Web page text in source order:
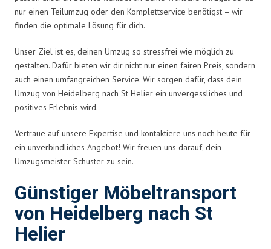
nur einen Teilumzug oder den Komplettservice benötigst – wir
finden die optimale Lösung für dich.
Unser Ziel ist es, deinen Umzug so stressfrei wie möglich zu
gestalten. Dafür bieten wir dir nicht nur einen fairen Preis, sondern
auch einen umfangreichen Service. Wir sorgen dafür, dass dein
Umzug von Heidelberg nach St Helier ein unvergessliches und
positives Erlebnis wird.
Vertraue auf unsere Expertise und kontaktiere uns noch heute für
ein unverbindliches Angebot! Wir freuen uns darauf, dein
Umzugsmeister Schuster zu sein.
Günstiger Möbeltransport
von Heidelberg nach St
Helier